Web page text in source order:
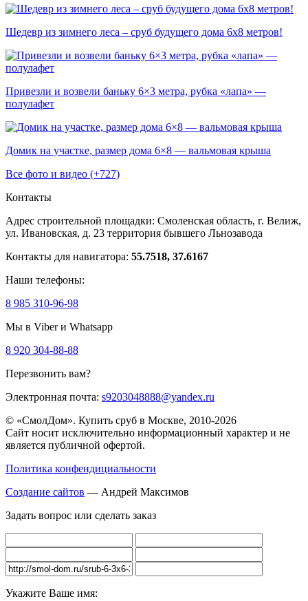
Шедевр из зимнего леса – сруб будущего дома 6х8 метров!
Привезли и возвели баньку 6×3 метра, рубка «лапа» —
полулафет
Домик на участке, размер дома 6×8 — вальмовая крыша
Все фото и видео (+727)
Контакты
Адрес строительной площадки: Смоленская область, г. Велиж,
ул. Ивановская, д. 23 территория бывшего Льнозавода
Контакты для навигатора: 55.7518, 37.6167
Наши телефоны:
8 985 310-96-98
Мы в Viber и Whatsapp
8 920 304-88-88
Перезвонить вам?
Электронная почта: s9203048888@yandex.ru
© «СмолДом». Купить сруб в Москве, 2010-2026
Сайт носит исключительно информационный характер и не
является публичной офертой.
Политика конфендициальности
Создание сайтов — Андрей Максимов
Задать вопрос или сделать заказ
Укажите Ваше имя: